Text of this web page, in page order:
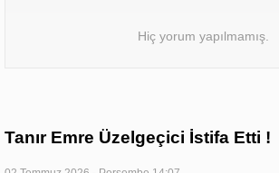
Hiç yorum yapılmamış.
Tanır Emre Üzelgeçici İstifa Etti !